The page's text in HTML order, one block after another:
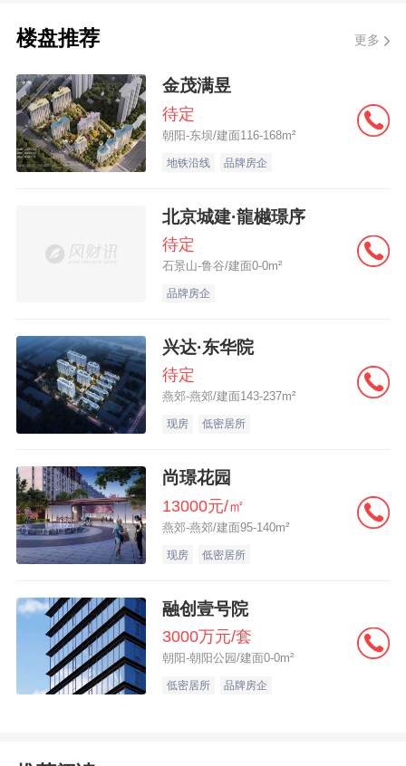
楼盘推荐 更多
金茂满昱
待定
朝阳-东坝/建面116-168m²
地铁沿线 品牌房企
北京城建·龍樾璟序
待定
石景山-鲁谷/建面0-0m²
品牌房企
兴达·东华院
待定
燕郊-燕郊/建面143-237m²
现房 低密居所
尚璟花园
13000元/㎡
燕郊-燕郊/建面95-140m²
现房 低密居所
融创壹号院
3000万元/套
朝阳-朝阳公园/建面0-0m²
低密居所 品牌房企